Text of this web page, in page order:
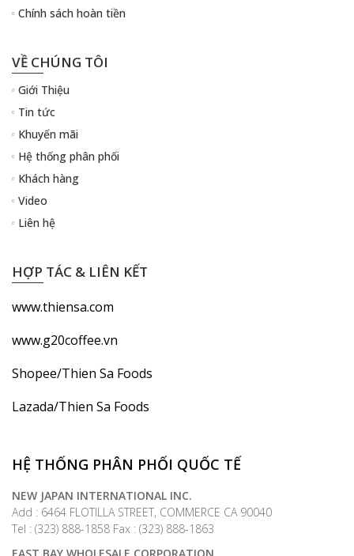
Chính sách hoàn tiền
VỀ CHÚNG TÔI
Giới Thiệu
Tin tức
Khuyến mãi
Hệ thống phân phối
Khách hàng
Video
Liên hệ
HỢP TÁC & LIÊN KẾT
www.thiensa.com
www.g20coffee.vn
Shopee/Thien Sa Foods
Lazada/Thien Sa Foods
HỆ THỐNG PHÂN PHỐI QUỐC TẾ
NEW JAPAN INTERNATIONAL INC.
Add : 6464 FLOTILLA STREET, COMMERCE CA 90040
Tel : (323) 888-1858 Fax : (323) 888-1863
EAST BAY WHOLESALE CORPORATION